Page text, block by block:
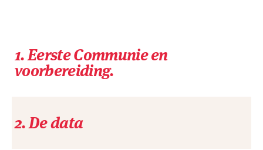
1. Eerste Communie en
voorbereiding.
2. De data